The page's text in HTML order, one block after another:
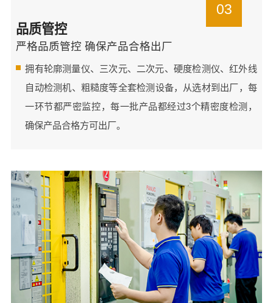
03
品质管控
严格品质管控 确保产品合格出厂
拥有轮廓测量仪、三次元、二次元、硬度检测仪、红外线
自动检测机、粗糙度等全套检测设备，从选材到出厂，每
一环节都严密监控，每一批产品都经过3个精密度检测，
确保产品合格方可出厂。